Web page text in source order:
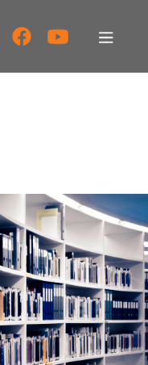
CHN